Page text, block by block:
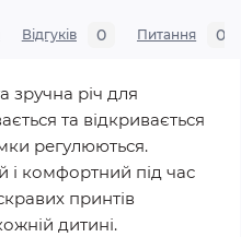
Відгуків 0 Питання 0
зручна річ для
та відкривається
регулюються.
і комфортний під час
принтів
дитині.